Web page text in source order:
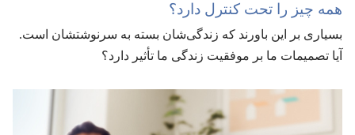
همه چیز را تحت کنترل دارد؟‏
بسیاری بر این باورند که زندگی‌شان بسته به سرنوشتشان است.‏
آیا تصمیمات ما بر موفقیت زندگی ما تأثیر دارد؟‏